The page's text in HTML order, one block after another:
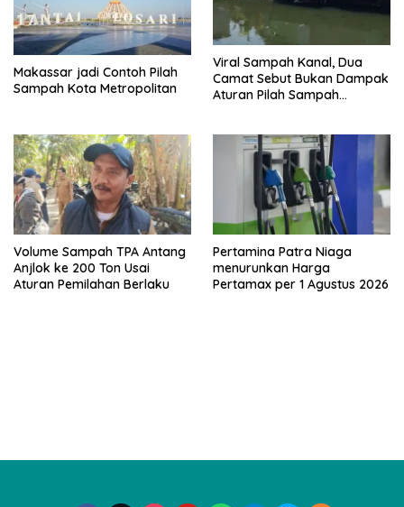
Makassar jadi Contoh Pilah
Sampah Kota Metropolitan
Viral Sampah Kanal, Dua
Camat Sebut Bukan Dampak
Aturan Pilah Sampah
Volume Sampah TPA Antang
Anjlok ke 200 Ton Usai
Aturan Pemilahan Berlaku
Pertamina Patra Niaga
menurunkan Harga
Pertamax per 1 Agustus 2026